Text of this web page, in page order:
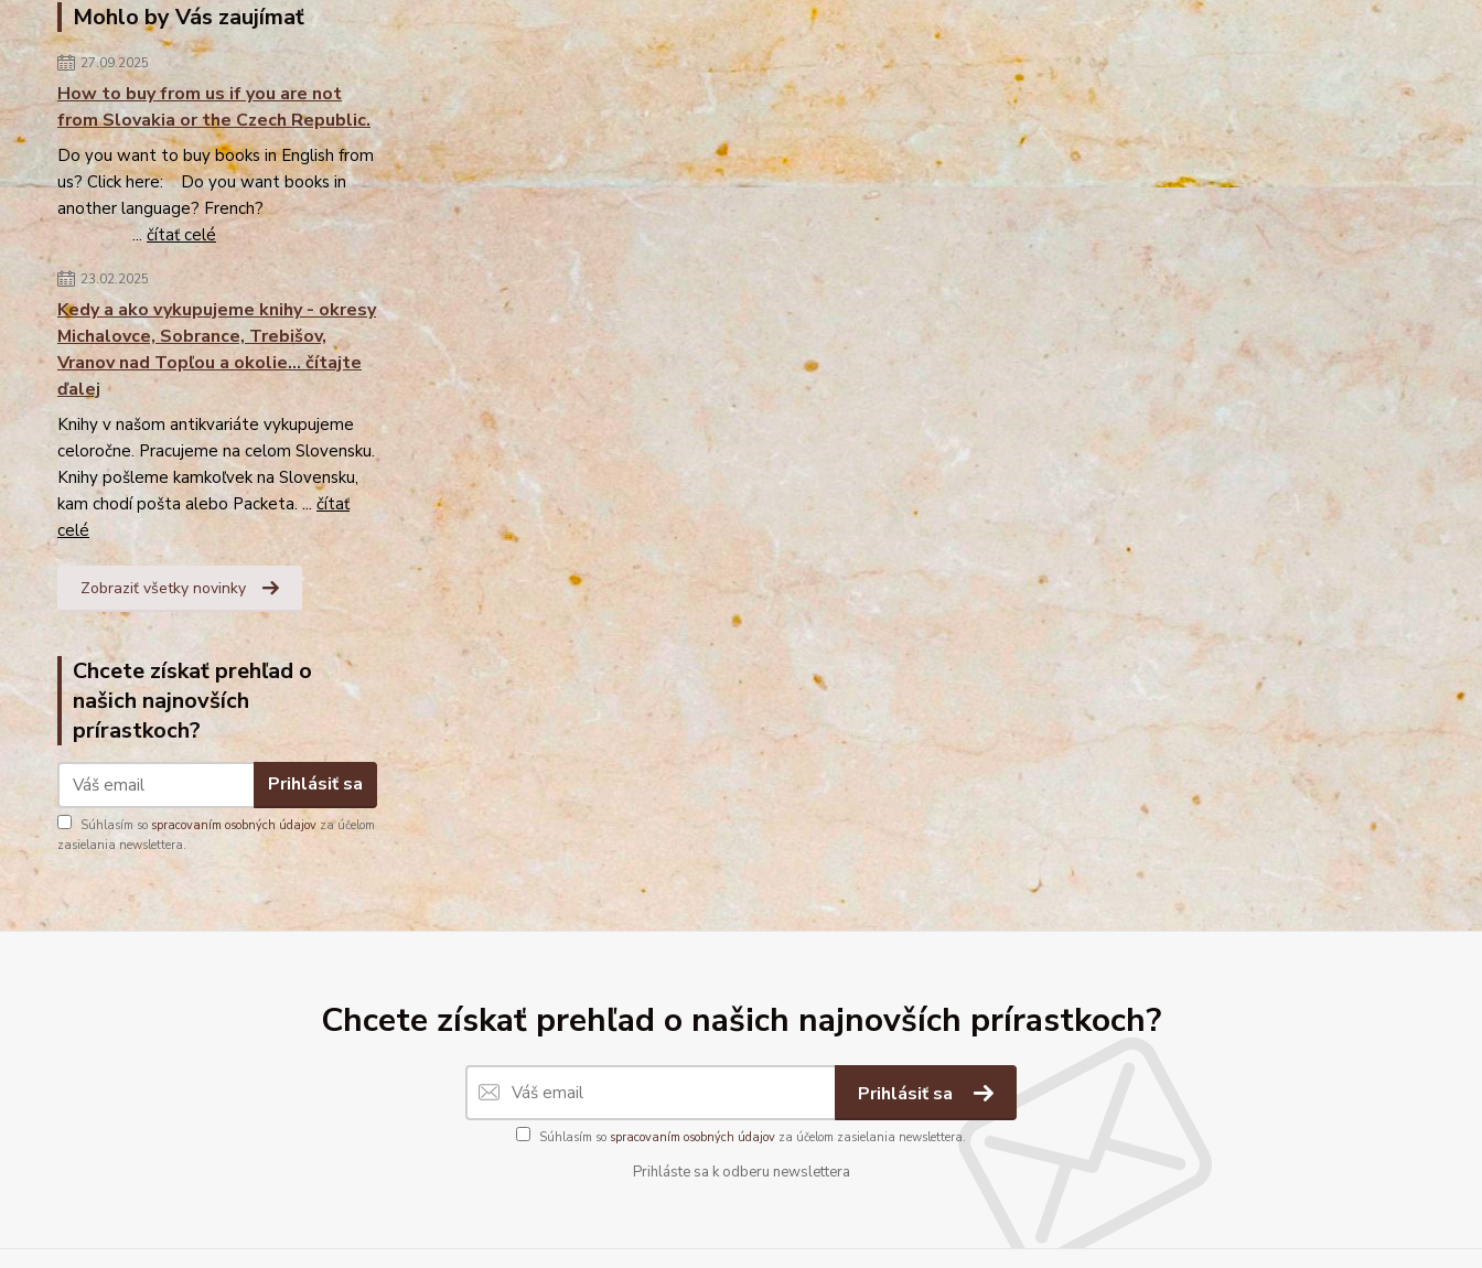
Mohlo by Vás zaujímať
27.09.2025
How to buy from us if you are not
from Slovakia or the Czech Republic.
Do you want to buy books in English from
us? Click here: Do you want books in
another language? French?
... čítať celé
23.02.2025
Kedy a ako vykupujeme knihy - okresy
Michalovce, Sobrance, Trebišov,
Vranov nad Topľou a okolie... čítajte
ďalej
Knihy v našom antikvariáte vykupujeme
celoročne. Pracujeme na celom Slovensku.
Knihy pošleme kamkoľvek na Slovensku,
kam chodí pošta alebo Packeta. ... čítať
celé
Zobraziť všetky novinky
Chcete získať prehľad o
našich najnovších
prírastkoch?
Prihlásiť sa
Súhlasím so spracovaním osobných údajov za účelom
zasielania newslettera.
Chcete získať prehľad o našich najnovších prírastkoch?
Prihlásiť sa
Súhlasím so spracovaním osobných údajov za účelom zasielania newslettera.
Prihláste sa k odberu newslettera